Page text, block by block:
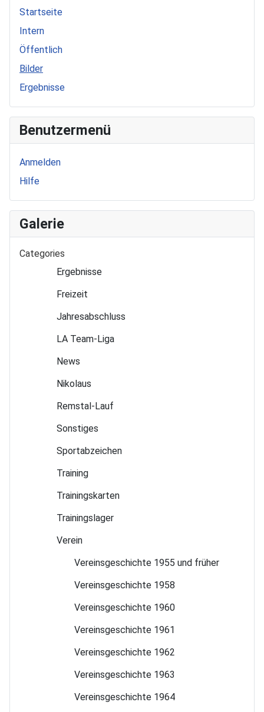
Startseite
Intern
Öffentlich
Bilder
Ergebnisse
Benutzermenü
Anmelden
Hilfe
Galerie
Categories
Ergebnisse
Freizeit
Jahres­abschluss
LA Team-Liga
News
Nikolaus
Remstal-Lauf
Sonstiges
Sport­abzeichen
Training
Trainings­karten
Trainings­lager
Verein
Vereinsgeschichte 1955 und früher
Vereinsgeschichte 1958
Vereinsgeschichte 1960
Vereinsgeschichte 1961
Vereinsgeschichte 1962
Vereinsgeschichte 1963
Vereinsgeschichte 1964